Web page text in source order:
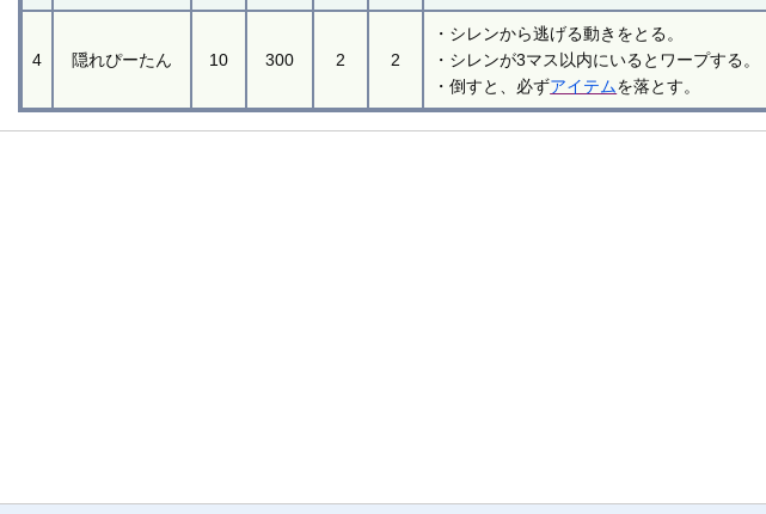
4 隠れぴーたん 10 300 2 2
・シレンから逃げる動きをとる。
・シレンが3マス以内にいるとワープする。
・倒すと、必ずアイテムを落とす。